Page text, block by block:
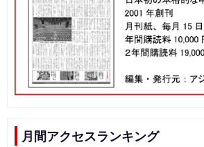
月間アクセスランキング